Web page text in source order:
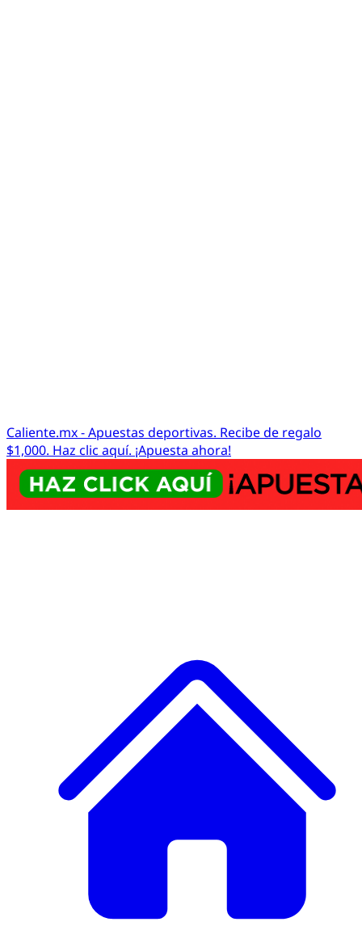
Caliente.mx - Apuestas deportivas. Recibe de regalo
$1,000. Haz clic aquí. ¡Apuesta ahora!